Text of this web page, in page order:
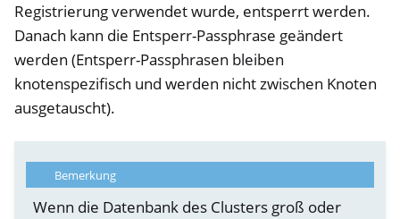
Registrierung verwendet wurde, entsperrt werden.
Danach kann die Entsperr-Passphrase geändert
werden (Entsperr-Passphrasen bleiben
knotenspezifisch und werden nicht zwischen Knoten
ausgetauscht).
Bemerkung
Wenn die Datenbank des Clusters groß oder